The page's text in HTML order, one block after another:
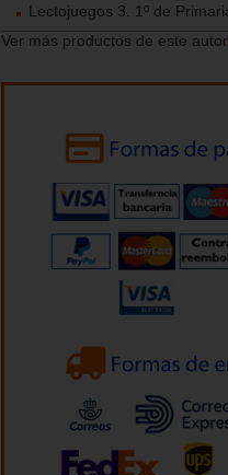
Lectojuegos 3. 1º de
Ver más productos de este autor